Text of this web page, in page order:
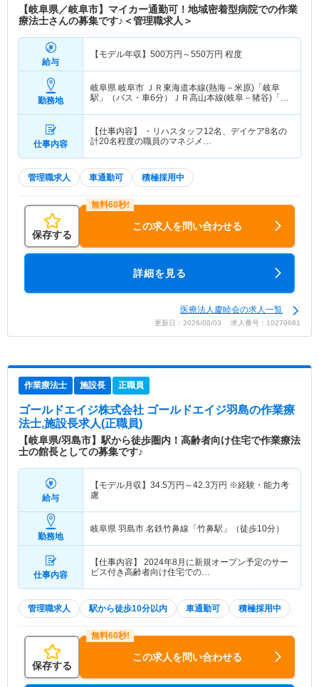
【岐阜県／岐阜市】マイカー通勤可！地域密着型病院での作業
療法士さんの募集です♪＜管理職求人＞
給与
【モデル年収】 500万円～550万円 程度
勤務地
岐阜県 岐阜市 ＪＲ東海道本線(熱海－米原)「岐阜
駅」（バス・車6分）ＪＲ高山本線(岐阜－猪谷)「岐
仕事内容
【仕事内容】 ・リハスタッフ12名、デイケア8名の
計20名程度の職員のマネジメ…
管理職求人 車通勤可 積極採用中
保存する
この求人を問い合わせる
詳細を見る
医療法人慶睦会の求人一覧
更新日：2026/08/03 求人番号：10270681
作業療法士 施設長 正職員
ゴールドエイジ株式会社 ゴールドエイジ羽島の作業療
法士,施設長求人(正職員)
【岐阜県/羽島市】駅から徒歩圏内！高齢者向け住宅で作業療法
士の館長としての募集です♪
給与
【モデル月収】 34.5万円～42.3万円 ※経験・能力考
慮
勤務地
岐阜県 羽島市 名鉄竹鼻線「竹鼻駅」（徒歩10分）
仕事内容
【仕事内容】 2024年8月に新規オープン予定のサー
ビス付き高齢者向け住宅での…
管理職求人 駅から徒歩10分以内 車通勤可 積極採用中
保存する
この求人を問い合わせる